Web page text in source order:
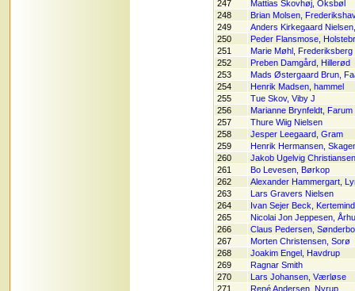
247
Mattias Skovhøj, Oksbøl
248
Brian Molsen,
249
Anders Kirkegaard
250
Peder Flansmose,
251
Marie Møhl, Frederiksberg
252
Preben Damgård, Hillerød
253
Mads Østergaard Brun,
254
Henrik Madsen, hammel
255
Tue Skov, Viby J
256
Marianne Brynfeldt, Farum
257
Thure Wiig Nielsen
258
Jesper Leegaard, Gram
259
Henrik Hermansen,
260
Jakob Ugelvig
261
Bo Levesen, Børkop
262
Alexander Hammergart,
263
Lars Gravers Nielsen
264
Ivan Sejer Beck,
265
Nicolai Jon Jeppesen,
266
Claus Pedersen,
267
Morten Christensen, Sorø
268
Joakim Engel, Havdrup
269
Ragnar Smith
270
Lars Johansen, Værløse
271
René Andersen, Nyrup